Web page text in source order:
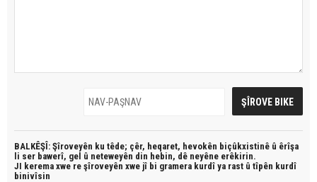
BALKÊŞÎ: Şîroveyên ku têde; çêr, heqaret, hevokên biçûkxistinê û êrîşa
li ser bawerî, gel û neteweyên din hebin, dê neyêne erêkirin.
JI kerema xwe re şîroveyên xwe jî bi gramera kurdî ya rast û tîpên kurdî
binivîsin